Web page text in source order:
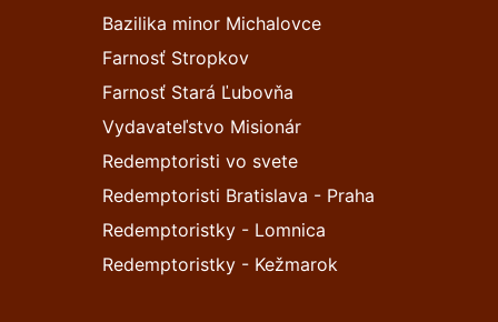
Bazilika minor Michalovce
Farnosť Stropkov
Farnosť Stará Ľubovňa
Vydavateľstvo Misionár
Redemptoristi vo svete
Redemptoristi Bratislava - Praha
Redemptoristky - Lomnica
Redemptoristky - Kežmarok